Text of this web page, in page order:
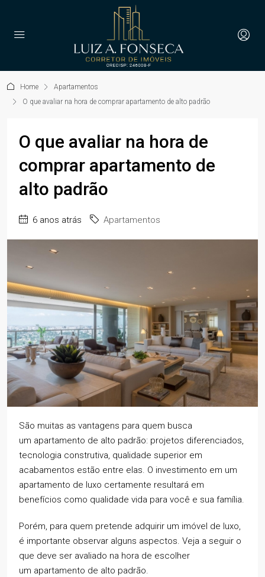
Home
Apartamentos
O que avaliar na hora de comprar apartamento de alto padrão
O que avaliar na hora de
comprar apartamento de
alto padrão
6 anos atrás Apartamentos
São muitas as vantagens para quem busca
um apartamento de alto padrão: projetos diferenciados,
tecnologia construtiva, qualidade superior em
acabamentos estão entre elas. O investimento em um
apartamento de luxo certamente resultará em
benefícios como qualidade vida para você e sua família.
Porém, para quem pretende adquirir um imóvel de luxo,
é importante observar alguns aspectos. Veja a seguir o
que deve ser avaliado na hora de escolher
um apartamento de alto padrão.